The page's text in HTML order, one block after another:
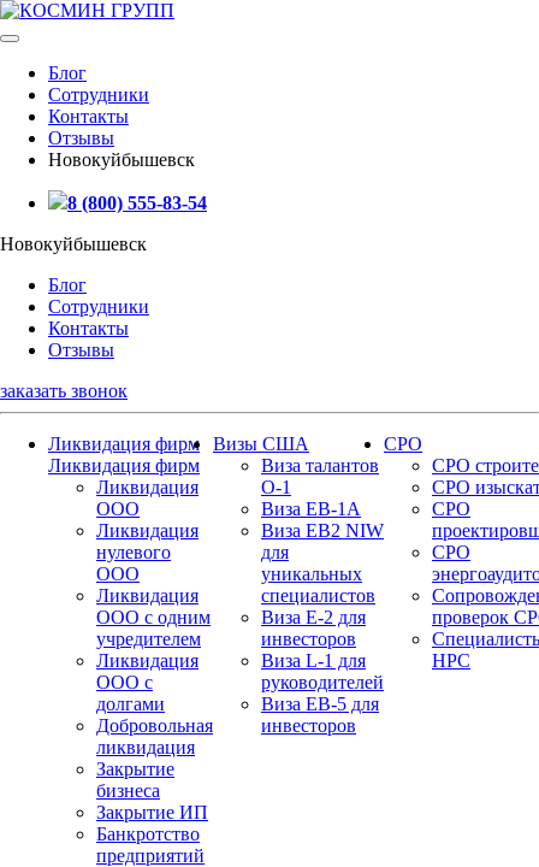
Блог
Сотрудники
Контакты
Отзывы
Новокуйбышевск
8 (800) 555-83-54
Новокуйбышевск
Блог
Сотрудники
Контакты
Отзывы
заказать звонок
Ликвидация фирм
Ликвидация фирм
Ликвидация
ООО
Ликвидация
нулевого
ООО
Ликвидация
ООО с одним
учредителем
Ликвидация
ООО с
долгами
Добровольная
ликвидация
Закрытие
бизнеса
Закрытие ИП
Банкротство
предприятий
Визы США
Виза талантов
О-1
Виза EB-1A
Виза EB2 NIW
для
уникальных
специалистов
Виза E-2 для
инвесторов
Виза L-1 для
руководителей
Виза EB-5 для
инвесторов
СРО
СРО
СРО
СРО
СРО
проверок
НРС